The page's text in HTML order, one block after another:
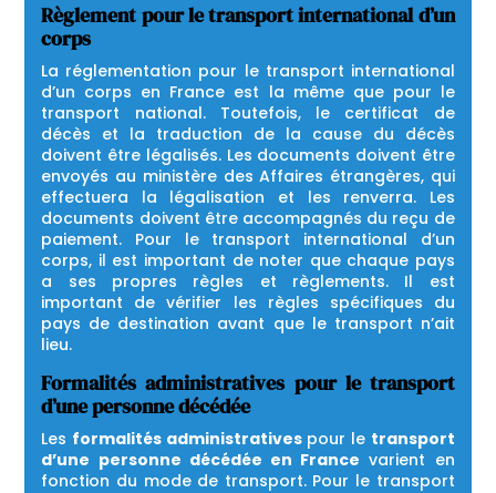
Règlement pour le transport international d’un
corps
La réglementation pour le transport international
d’un corps en France est la même que pour le
transport national. Toutefois, le certificat de
décès et la traduction de la cause du décès
doivent être légalisés. Les documents doivent être
envoyés au ministère des Affaires étrangères, qui
effectuera la légalisation et les renverra. Les
documents doivent être accompagnés du reçu de
paiement. Pour le transport international d’un
corps, il est important de noter que chaque pays
a ses propres règles et règlements. Il est
important de vérifier les règles spécifiques du
pays de destination avant que le transport n’ait
lieu.
Formalités administratives pour le transport
d’une personne décédée
Les formalités administratives pour le transport
d’une personne décédée en France varient en
fonction du mode de transport. Pour le transport